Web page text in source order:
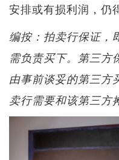
安排或有损利润，仍
编按：拍卖行保证，
需负责买下。第三方
由事前谈妥的第三方
卖行需要和该第三方